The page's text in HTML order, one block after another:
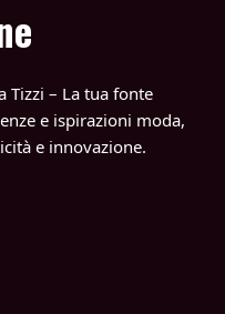
Tizzi – La tua fonte
e ispirazioni moda,
e innovazione.